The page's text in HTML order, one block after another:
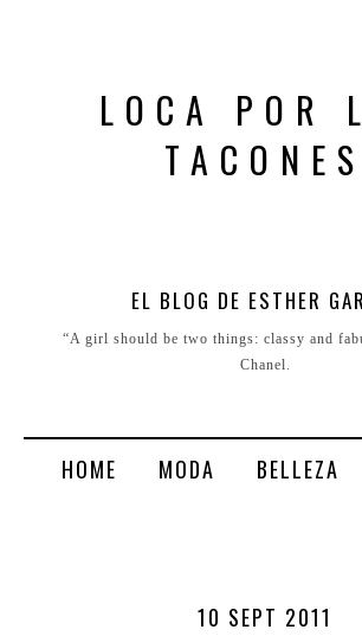
LOCA POR
TACONES
EL BLOG DE ESTHER
“A girl should be two things: classy and
Chanel.
HOME MODA BELLEZA
10 SEPT 2011